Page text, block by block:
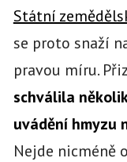
Státní
se proto snaží
pravou míru.
schválila
uvádění hmyzu
Nejde nicméně